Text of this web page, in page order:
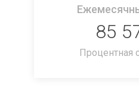
85
Процентная